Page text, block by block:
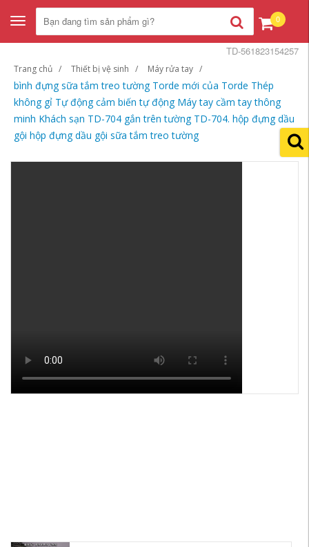
Toggle
navigation
0
Trang chủ Thiết bị vệ sinh Máy rửa tay
bình đựng sữa tắm treo tường Torde mới của Torde Thép
không gỉ Tự động cảm biến tự động Máy tay cầm tay thông
minh Khách sạn TD-704 gắn trên tường TD-704. hộp đựng dầu
gội hộp đựng dầu gội sữa tắm treo tường
TD-561823154257